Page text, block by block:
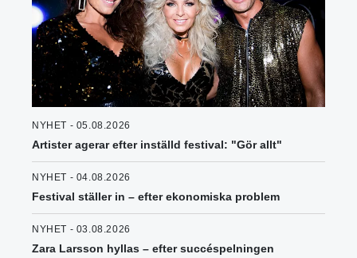
NYHET - 05.08.2026
Artister agerar efter inställd festival: "Gör allt"
NYHET - 04.08.2026
Festival ställer in – efter ekonomiska problem
NYHET - 03.08.2026
Zara Larsson hyllas – efter succéspelningen